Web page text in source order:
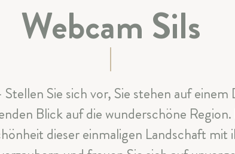
HOTEL
RESTAURANT & BAR
SPA & SPORT
Webcam Sils
Sie sich vor, Sie stehen auf
Blick auf die wunderschöne Region.
dieser einmaligen Landschaft mit